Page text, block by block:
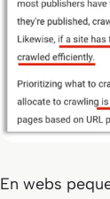
En webs